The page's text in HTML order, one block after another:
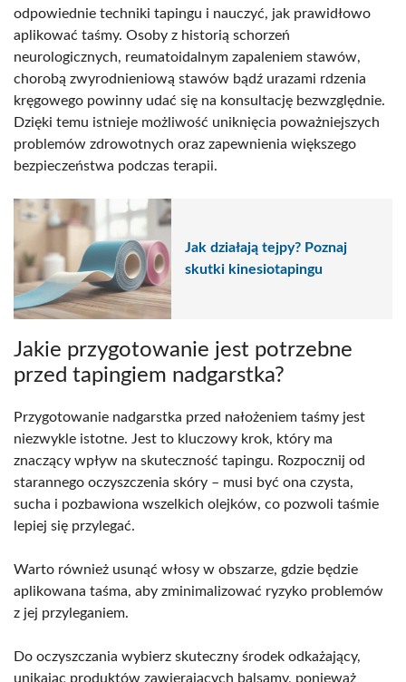
odpowiednie techniki tapingu i nauczyć, jak prawidłowo
aplikować taśmy. Osoby z historią schorzeń
neurologicznych, reumatoidalnym zapaleniem stawów,
chorobą zwyrodnieniową stawów bądź urazami rdzenia
kręgowego powinny udać się na konsultację bezwzględnie.
Dzięki temu istnieje możliwość uniknięcia poważniejszych
problemów zdrowotnych oraz zapewnienia większego
bezpieczeństwa podczas terapii.
Jak działają tejpy? Poznaj
skutki kinesiotapingu
Jakie przygotowanie jest potrzebne
przed tapingiem nadgarstka?
Przygotowanie nadgarstka przed nałożeniem taśmy jest
niezwykle istotne. Jest to kluczowy krok, który ma
znaczący wpływ na skuteczność tapingu. Rozpocznij od
starannego oczyszczenia skóry – musi być ona czysta,
sucha i pozbawiona wszelkich olejków, co pozwoli taśmie
lepiej się przylegać.
Warto również usunąć włosy w obszarze, gdzie będzie
aplikowana taśma, aby zminimalizować ryzyko problemów
z jej przyleganiem.
Do oczyszczania wybierz skuteczny środek odkażający,
unikając produktów zawierających balsamy, ponieważ